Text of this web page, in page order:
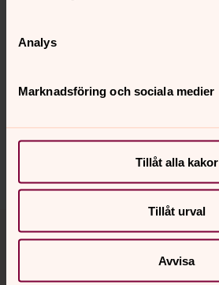
Analys
Marknadsföring och sociala medier
Tillåt alla kakor
Tillåt urval
Avvisa
Senast ändrad 31 maj 2016
innehåll?
Dela